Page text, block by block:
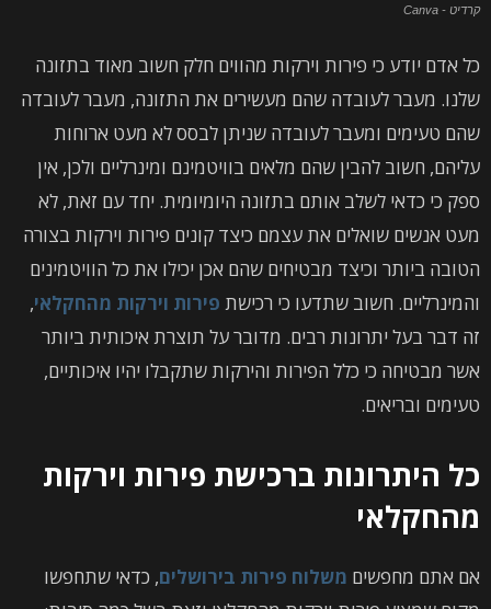
קרדיט - Canva
כל אדם יודע כי פירות וירקות מהווים חלק חשוב מאוד בתזונה
שלנו. מעבר לעובדה שהם מעשירים את התזונה, מעבר לעובדה
שהם טעימים ומעבר לעובדה שניתן לבסס לא מעט ארוחות
עליהם, חשוב להבין שהם מלאים בוויטמינם ומינרליים ולכן, אין
ספק כי כדאי לשלב אותם בתזונה היומיומית. יחד עם זאת, לא
מעט אנשים שואלים את עצמם כיצד קונים פירות וירקות בצורה
הטובה ביותר וכיצד מבטיחים שהם אכן יכילו את כל הוויטמינים
והמינרליים. חשוב שתדעו כי רכישת פירות וירקות מהחקלאי,
זה דבר בעל יתרונות רבים. מדובר על תוצרת איכותית ביותר
אשר מבטיחה כי כלל הפירות והירקות שתקבלו יהיו איכותיים,
טעימים ובריאים.
כל היתרונות ברכישת פירות וירקות
מהחקלאי
אם אתם מחפשים משלוח פירות בירושלים, כדאי שתחפשו